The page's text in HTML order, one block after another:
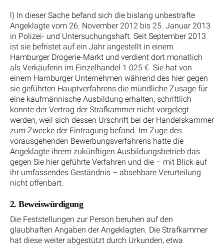
l) In dieser Sache befand sich die bislang unbestrafte
Angeklagte vom 26. November 2012 bis 25. Januar 2013
in Polizei- und Untersuchungshaft. Seit September 2013
ist sie befristet auf ein Jahr angestellt in einem
Hamburger Drogerie-Markt und verdient dort monatlich
als Verkäuferin im Einzelhandel 1.025 €. Sie hat von
einem Hamburger Unternehmen während des hier gegen
sie geführten Hauptverfahrens die mündliche Zusage für
eine kaufmännische Ausbildung erhalten; schriftlich
konnte der Vertrag der Strafkammer nicht vorgelegt
werden, weil sich dessen Urschrift bei der Handelskammer
zum Zwecke der Eintragung befand. Im Zuge des
vorausgehenden Bewerbungsverfahrens hatte die
Angeklagte ihrem zukünftigen Ausbildungsbetrieb das
gegen Sie hier geführte Verfahren und die – mit Blick auf
ihr umfassendes Geständnis – absehbare Verurteilung
nicht offenbart.
2. Beweiswürdigung
Die Feststellungen zur Person beruhen auf den
glaubhaften Angaben der Angeklagten. Die Strafkammer
hat diese weiter abgestützt durch Urkunden, etwa